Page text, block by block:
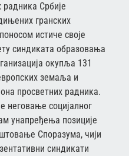
радника Србије
гранских
истиче своје
синдиката образовања
окупља 131
земаља и
просветних радника.
неговање социјалног
унапређења позиције
Споразума, чији
синдикати